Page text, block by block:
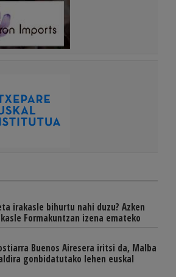
irakasle bihurtu nahi duzu? Azken
Formakuntzan izena emateko
Buenos Airesera iritsi da, Malba
gonbidatutako lehen euskal